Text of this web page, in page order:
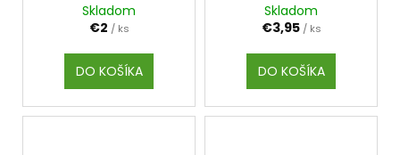
Skladom
€2 / ks
DO KOŠÍKA
Skladom
€3,95 / ks
DO KOŠÍKA